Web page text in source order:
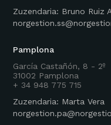
Zuzendaria: Bruno Ruiz
Pamplona
García Castañón, 8 - 2º
31002 Pamplona
+ 34 948 775 715
Zuzendaria: Marta Vera